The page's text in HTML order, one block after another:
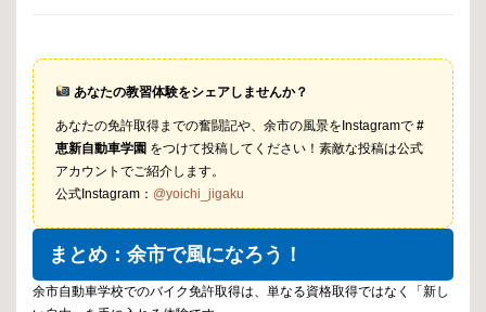
あなたの教習体験をシェアしませんか？
あなたの免許取得までの奮闘記や、余市の風景をInstagramで #
恵新自動車学園 をつけて投稿してください！素敵な投稿は公式
アカウントでご紹介します。
公式Instagram： @yoichi_jigaku
まとめ：余市で風になろう！
余市自動車学校でのバイク免許取得は、単なる資格取得ではなく「新し